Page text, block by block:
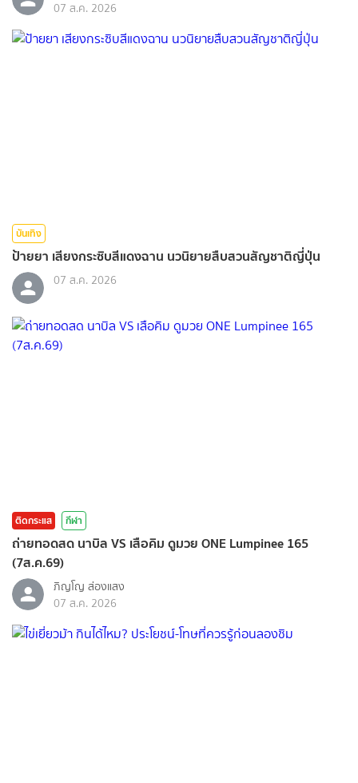
07 ส.ค. 2026
บันเทิง
ป้ายยา เสียงกระซิบสีแดงฉาน นวนิยายสืบสวนสัญชาติญี่ปุ่น
07 ส.ค. 2026
ติดกระแส กีฬา
ถ่ายทอดสด นาบิล VS เสือคิม ดูมวย ONE Lumpinee 165
(7ส.ค.69)
ภิญโญ ส่องแสง
07 ส.ค. 2026